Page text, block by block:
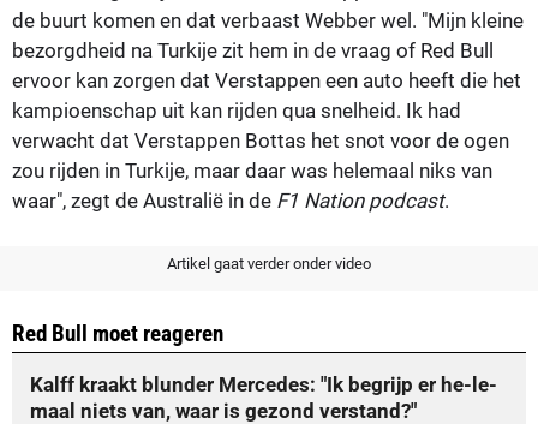
de buurt komen en dat verbaast Webber wel. "Mijn kleine
bezorgdheid na Turkije zit hem in de vraag of Red Bull
ervoor kan zorgen dat Verstappen een auto heeft die het
kampioenschap uit kan rijden qua snelheid. Ik had
verwacht dat Verstappen Bottas het snot voor de ogen
zou rijden in Turkije, maar daar was helemaal niks van
waar", zegt de Australië in de F1 Nation podcast.
Artikel gaat verder onder video
Red Bull moet reageren
Kalff kraakt blunder Mercedes: "Ik begrijp er he-le-
maal niets van, waar is gezond verstand?"